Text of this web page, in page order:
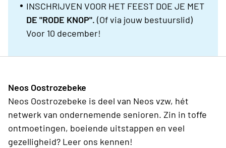
INSCHRIJVEN VOOR HET FEEST DOE JE MET
DE "RODE KNOP". (Of via jouw bestuurslid)
Voor 10 december!
Neos Oostrozebeke
Neos Oostrozebeke is deel van Neos vzw, hét
netwerk van ondernemende senioren. Zin in toffe
ontmoetingen, boeiende uitstappen en veel
gezelligheid? Leer ons kennen!